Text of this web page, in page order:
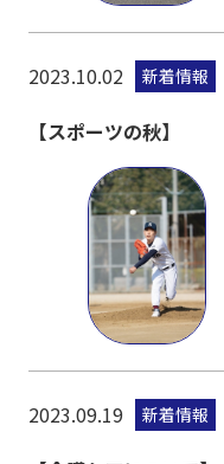
2023.10.02 新着情報
【スポーツの秋】
2023.09.19 新着情報